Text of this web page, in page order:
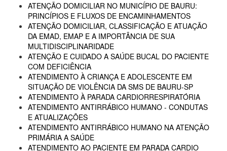
ATENÇÃO DOMICILIAR NO MUNICÍPIO DE BAURU:
PRINCÍPIOS E FLUXOS DE ENCAMINHAMENTOS
ATENÇÃO DOMICILIAR, CLASSIFICAÇÃO E ATUAÇÃO
DA EMAD, EMAP E A IMPORTÂNCIA DE SUA
MULTIDISCIPLINARIDADE
ATENÇÃO E CUIDADO A SAÚDE BUCAL DO PACIENTE
COM DEFICIÊNCIA
ATENDIMENTO À CRIANÇA E ADOLESCENTE EM
SITUAÇÃO DE VIOLÊNCIA DA SMS DE BAURU-SP
ATENDIMENTO À PARADA CARDIORRESPIRATÓRIA
ATENDIMENTO ANTIRRÁBICO HUMANO - CONDUTAS
E ATUALIZAÇÕES
ATENDIMENTO ANTIRRÁBICO HUMANO NA ATENÇÃO
PRIMÁRIA A SAÚDE
ATENDIMENTO AO PACIENTE EM PARADA CARDIO